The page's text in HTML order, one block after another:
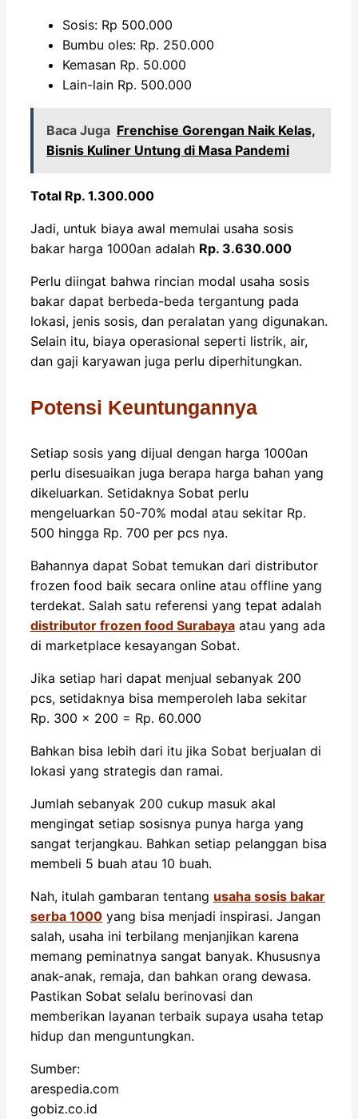
Sosis: Rp 500.000
Bumbu oles: Rp. 250.000
Kemasan Rp. 50.000
Lain-lain Rp. 500.000
Baca Juga Frenchise Gorengan Naik Kelas,
Bisnis Kuliner Untung di Masa Pandemi
Total Rp. 1.300.000
Jadi, untuk biaya awal memulai usaha sosis
bakar harga 1000an adalah Rp. 3.630.000
Perlu diingat bahwa rincian modal usaha sosis
bakar dapat berbeda-beda tergantung pada
lokasi, jenis sosis, dan peralatan yang digunakan.
Selain itu, biaya operasional seperti listrik, air,
dan gaji karyawan juga perlu diperhitungkan.
Potensi Keuntungannya
Setiap sosis yang dijual dengan harga 1000an
perlu disesuaikan juga berapa harga bahan yang
dikeluarkan. Setidaknya Sobat perlu
mengeluarkan 50-70% modal atau sekitar Rp.
500 hingga Rp. 700 per pcs nya.
Bahannya dapat Sobat temukan dari distributor
frozen food baik secara online atau offline yang
terdekat. Salah satu referensi yang tepat adalah
distributor frozen food Surabaya atau yang ada
di marketplace kesayangan Sobat.
Jika setiap hari dapat menjual sebanyak 200
pcs, setidaknya bisa memperoleh laba sekitar
Rp. 300 x 200 = Rp. 60.000
Bahkan bisa lebih dari itu jika Sobat berjualan di
lokasi yang strategis dan ramai.
Jumlah sebanyak 200 cukup masuk akal
mengingat setiap sosisnya punya harga yang
sangat terjangkau. Bahkan setiap pelanggan bisa
membeli 5 buah atau 10 buah.
Nah, itulah gambaran tentang usaha sosis bakar
serba 1000 yang bisa menjadi inspirasi. Jangan
salah, usaha ini terbilang menjanjikan karena
memang peminatnya sangat banyak. Khususnya
anak-anak, remaja, dan bahkan orang dewasa.
Pastikan Sobat selalu berinovasi dan
memberikan layanan terbaik supaya usaha tetap
hidup dan menguntungkan.
Sumber:
arespedia.com
gobiz.co.id